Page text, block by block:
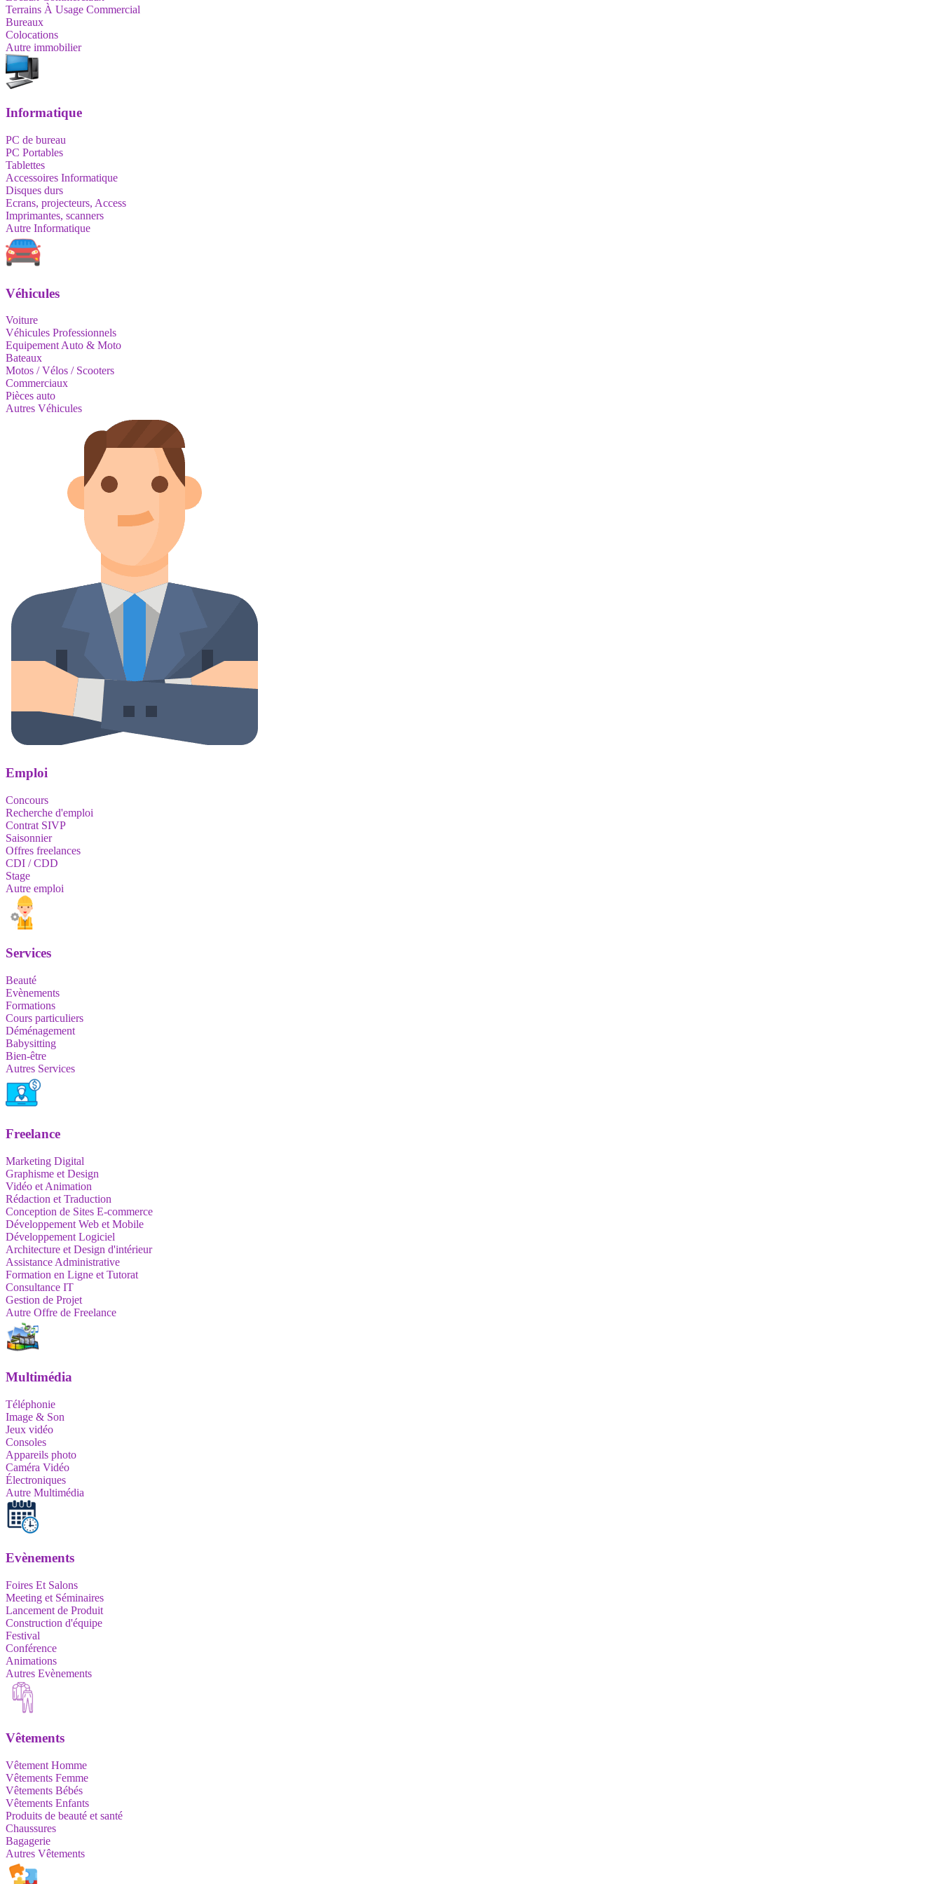
Terrains À Usage Commercial
Bureaux
Colocations
Autre immobilier
Informatique
PC de bureau
PC Portables
Tablettes
Accessoires Informatique
Disques durs
Ecrans, projecteurs, Access
Imprimantes, scanners
Autre Informatique
Véhicules
Voiture
Véhicules Professionnels
Equipement Auto & Moto
Bateaux
Motos / Vélos / Scooters
Commerciaux
Pièces auto
Autres Véhicules
Emploi
Concours
Recherche d'emploi
Contrat SIVP
Saisonnier
Offres freelances
CDI / CDD
Stage
Autre emploi
Services
Beauté
Evènements
Formations
Cours particuliers
Déménagement
Babysitting
Bien-être
Autres Services
Freelance
Marketing Digital
Graphisme et Design
Vidéo et Animation
Rédaction et Traduction
Conception de Sites E-commerce
Développement Web et Mobile
Développement Logiciel
Architecture et Design d'intérieur
Assistance Administrative
Formation en Ligne et Tutorat
Consultance IT
Gestion de Projet
Autre Offre de Freelance
Multimédia
Téléphonie
Image & Son
Jeux vidéo
Consoles
Appareils photo
Caméra Vidéo
Électroniques
Autre Multimédia
Evènements
Foires Et Salons
Meeting et Séminaires
Lancement de Produit
Construction d'équipe
Festival
Conférence
Animations
Autres Evènements
Vêtements
Vêtement Homme
Vêtements Femme
Vêtements Bébés
Vêtements Enfants
Produits de beauté et santé
Chaussures
Bagagerie
Autres Vêtements